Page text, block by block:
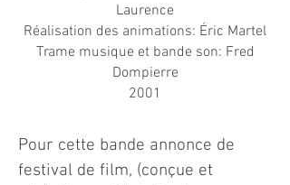
Laurence
Réalisation des animations: Éric Martel
Trame musique et bande son: Fred
Dompierre
2001
Pour cette bande annonce de
festival de film, (conçue et